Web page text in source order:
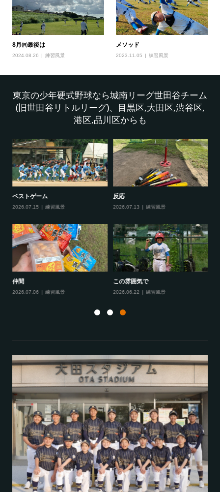
8月㈰最後は
2024.08.26 練習風景
メソッド
2023.11.05 練習風景
東京の少年硬式野球なら城南リーグ世田谷チーム
(旧世田谷リトルリーグ)、目黒区,大田区,渋谷区,
港区,品川区からも
ベストゲーム
2026.07.15 練習風景
反応
2026.07.13 練習風景
仲間
2026.07.06 練習風景
この雰囲気で
2026.06.22 練習風景